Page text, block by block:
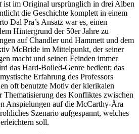
ist im Original ursprünglich in drei Alben
die Geschichte komplett in einem
Dal Pra’s Ansatz war es, einen
Hintergrund der 50er Jahre zu
auf Chandler und Hammett und dem
McBride im Mittelpunkt, der seiner
macht und seinen Feinden immer
das Hard-Boiled-Genre bedient; das
Erfahrung des Professors
oft benutzte Motiv der klerikalen
Thematisierung des Konfliktes zwischen
Anspielungen auf die McCarthy-Ära
Szenario aufgespannt, welches
soll.